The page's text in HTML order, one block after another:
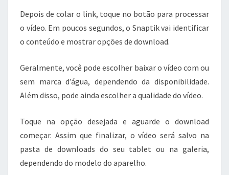
Depois de colar o link, toque no botão para processar
o vídeo. Em poucos segundos, o Snaptik vai identificar
o conteúdo e mostrar opções de download.
Geralmente, você pode escolher baixar o vídeo com ou
sem marca d’água, dependendo da disponibilidade.
Além disso, pode ainda escolher a qualidade do vídeo.
Toque na opção desejada e aguarde o download
começar. Assim que finalizar, o vídeo será salvo na
pasta de downloads do seu tablet ou na galeria,
dependendo do modelo do aparelho.